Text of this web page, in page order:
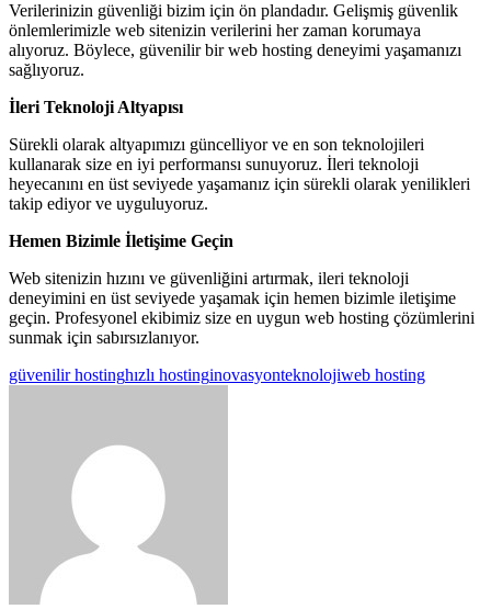
Verilerinizin güvenliği bizim için ön plandadır. Gelişmiş güvenlik
önlemlerimizle web sitenizin verilerini her zaman korumaya
alıyoruz. Böylece, güvenilir bir web hosting deneyimi yaşamanızı
sağlıyoruz.
İleri Teknoloji Altyapısı
Sürekli olarak altyapımızı güncelliyor ve en son teknolojileri
kullanarak size en iyi performansı sunuyoruz. İleri teknoloji
heyecanını en üst seviyede yaşamanız için sürekli olarak yenilikleri
takip ediyor ve uyguluyoruz.
Hemen Bizimle İletişime Geçin
Web sitenizin hızını ve güvenliğini artırmak, ileri teknoloji
deneyimini en üst seviyede yaşamak için hemen bizimle iletişime
geçin. Profesyonel ekibimiz size en uygun web hosting çözümlerini
sunmak için sabırsızlanıyor.
güvenilir hostinghızlı hostinginovasyonteknolojiweb hosting